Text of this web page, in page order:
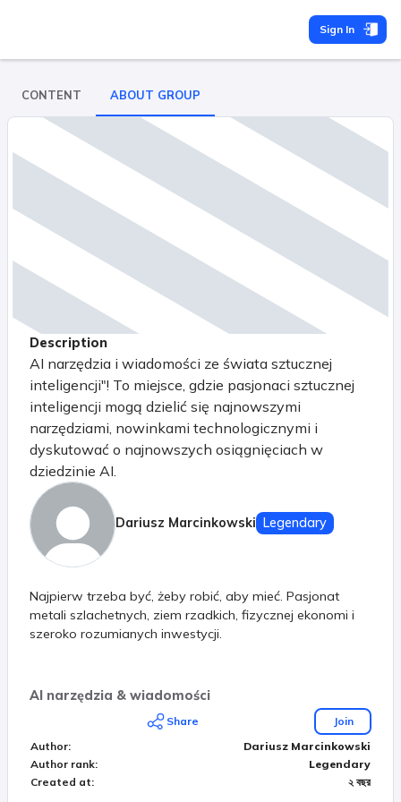
Sign In
CONTENT ABOUT GROUP
Description
AI narzędzia i wiadomości ze świata sztucznej
inteligencji"! To miejsce, gdzie pasjonaci sztucznej
inteligencji mogą dzielić się najnowszymi
narzędziami, nowinkami technologicznymi i
dyskutować o najnowszych osiągnięciach w
dziedzinie AI.
Dariusz Marcinkowski Legendary
Najpierw trzeba być, żeby robić, aby mieć. Pasjonat
metali szlachetnych, ziem rzadkich, fizycznej ekonomi i
szeroko rozumianych inwestycji.
AI narzędzia & wiadomości
Share
Join
Author:
Dariusz Marcinkowski
Author rank:
Legendary
Created at: ২ বছর